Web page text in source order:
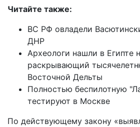
Читайте также:
ВС РФ овладели
ДНР
Археологи нашли в Египте
раскрывающий
Восточной Дельты
Полностью беспилотную
тестируют в Москве
По действующему закону